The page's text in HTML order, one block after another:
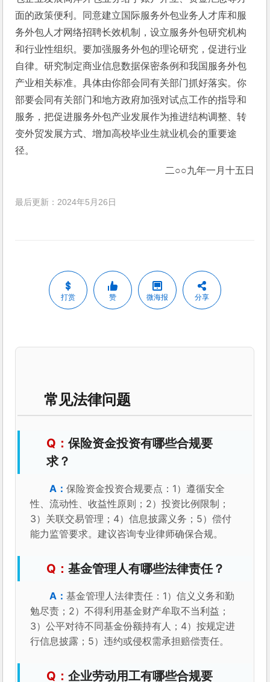
面的政策便利。同意建立国际服务外包业务人才库和服
务外包人才网络招聘长效机制，设立服务外包研究机构
和行业性组织。要加强服务外包的理论研究，促进行业
自律。研究制定商业信息数据保密条例和我国服务外包
产业相关标准。具体由你部会同有关部门抓好落实。你
部要会同有关部门和地方政府加强对试点工作的指导和
服务，把促进服务外包产业发展作为推进结构调整、转
变外贸发展方式、增加高校毕业生就业机会的重要途
径。
二○○九年一月十五日
最后更新：2024年5月26日
打赏 赞 微海报 分享
常见法律问题
保险资金投资有哪些合规要
求？
保险资金投资合规要点：1）遵循安全
性、流动性、收益性原则；2）投资比例限制；
3）关联交易管理；4）信息披露义务；5）偿付
能力监管要求。建议咨询专业律师确保合规。
基金管理人有哪些法律责任？
基金管理人法律责任：1）信义义务和勤
勉尽责；2）不得利用基金财产牟取不当利益；
3）公平对待不同基金份额持有人；4）按规定进
行信息披露；5）违约或侵权需承担赔偿责任。
企业劳动用工有哪些合规要